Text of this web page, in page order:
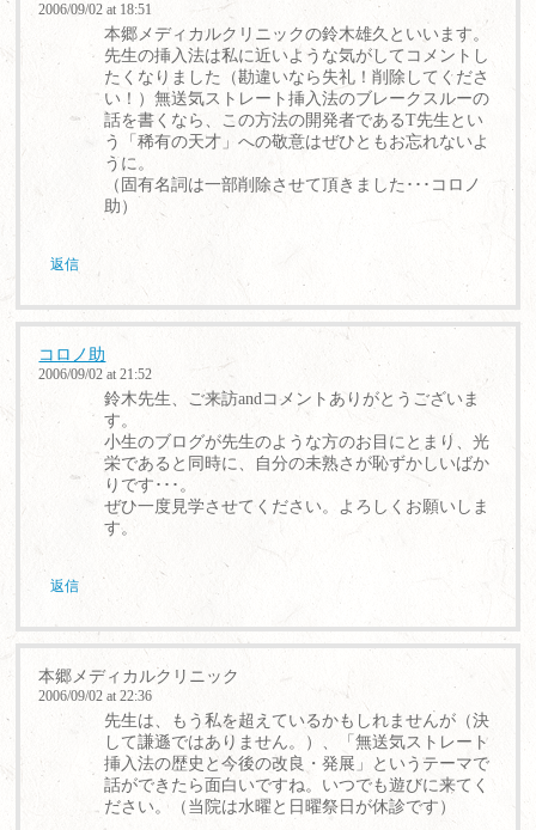
2006/09/02 at 18:51
本郷メディカルクリニックの鈴木雄久といいます。
先生の挿入法は私に近いような気がしてコメントし
たくなりました（勘違いなら失礼！削除してくださ
い！）無送気ストレート挿入法のブレークスルーの
話を書くなら、この方法の開発者であるT先生とい
う「稀有の天才」への敬意はぜひともお忘れないよ
うに。
（固有名詞は一部削除させて頂きました･･･コロノ
助）
返信
コロノ助
2006/09/02 at 21:52
鈴木先生、ご来訪andコメントありがとうございま
す。
小生のブログが先生のような方のお目にとまり、光
栄であると同時に、自分の未熟さが恥ずかしいばか
りです･･･。
ぜひ一度見学させてください。よろしくお願いしま
す。
返信
本郷メディカルクリニック
2006/09/02 at 22:36
先生は、もう私を超えているかもしれませんが（決
して謙遜ではありません。）、「無送気ストレート
挿入法の歴史と今後の改良・発展」というテーマで
話ができたら面白いですね。いつでも遊びに来てく
ださい。（当院は水曜と日曜祭日が休診です）